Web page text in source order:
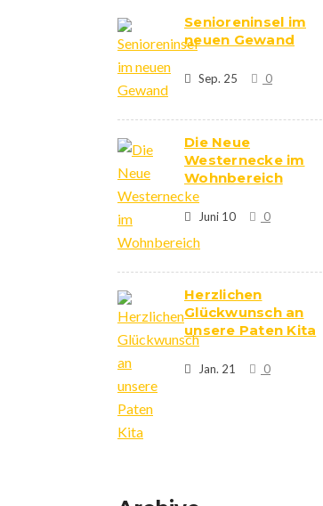
Senioreninsel im
neuen Gewand
Sep. 25 0
Die Neue
Westernecke im
Wohnbereich
Juni 10 0
Herzlichen
Glückwunsch an
unsere Paten Kita
Jan. 21 0